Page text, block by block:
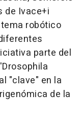
de Ivace+i
robótico
parte del
"clave" en la
de la